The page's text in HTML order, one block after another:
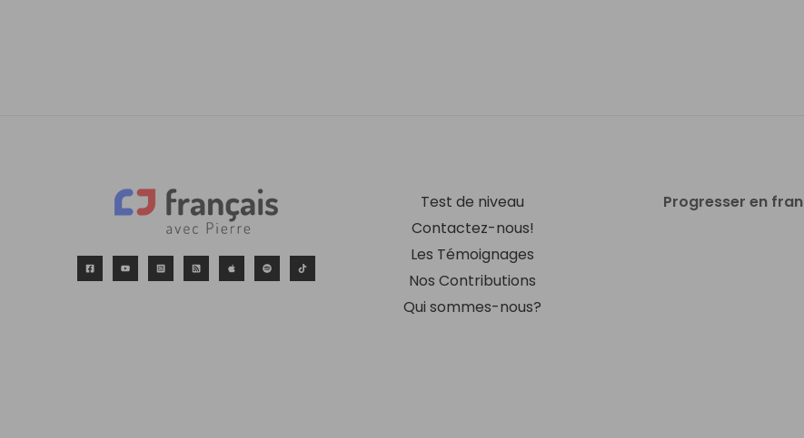
Test de niveau
Contactez-nous!
Les Témoignages
Nos Contributions
Qui sommes-nous?
Progresser en